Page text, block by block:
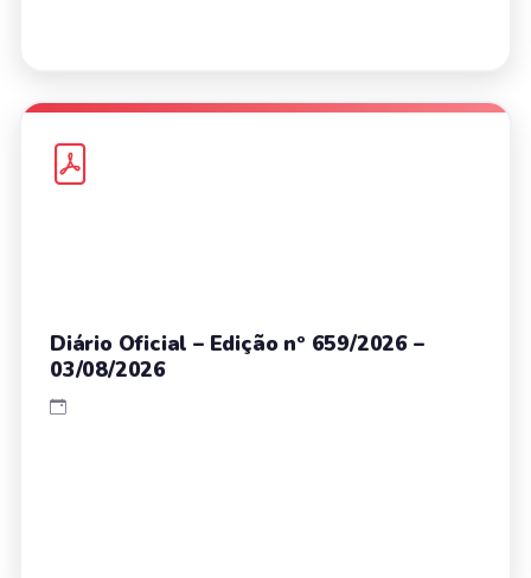
Diário Oficial – Edição nº 659/2026 –
03/08/2026